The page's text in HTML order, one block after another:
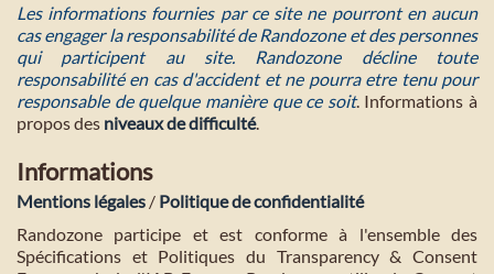
Les informations fournies par ce site ne pourront en aucun
cas engager la responsabilité de Randozone et des personnes
qui participent au site. Randozone décline toute
responsabilité en cas d'accident et ne pourra etre tenu pour
responsable de quelque manière que ce soit. Informations à
propos des niveaux de difficulté.
Informations
Mentions légales / Politique de confidentialité
Randozone participe et est conforme à l'ensemble des
Spécifications et Politiques du Transparency & Consent